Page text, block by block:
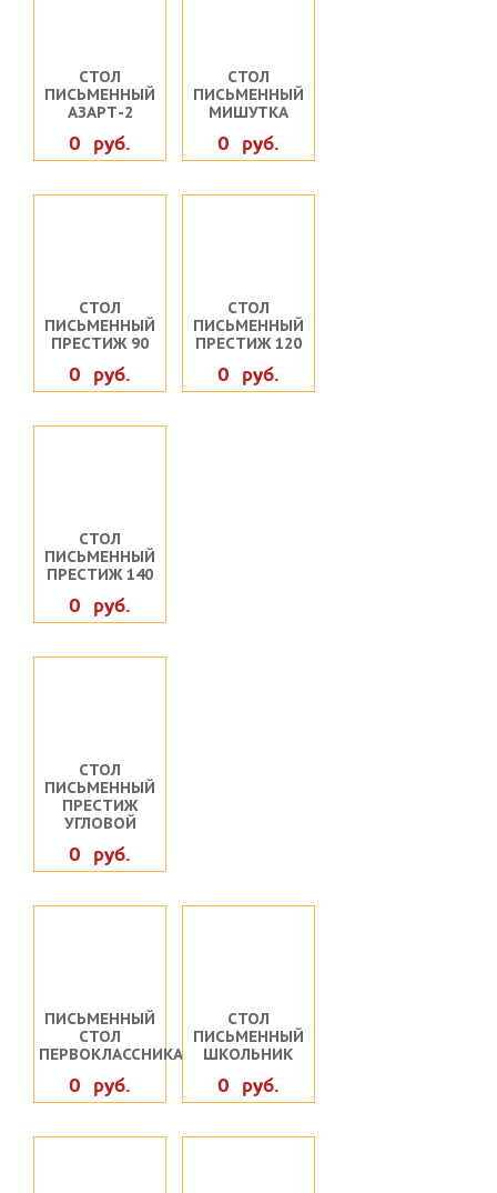
СТОЛ
ПИСЬМЕННЫЙ
АЗАРТ-2
0 руб.
СТОЛ
ПИСЬМЕННЫЙ
МИШУТКА
0 руб.
СТОЛ
ПИСЬМЕННЫЙ
ПРЕСТИЖ 90
0 руб.
СТОЛ
ПИСЬМЕННЫЙ
ПРЕСТИЖ 120
0 руб.
СТОЛ
ПИСЬМЕННЫЙ
ПРЕСТИЖ 140
0 руб.
СТОЛ
ПИСЬМЕННЫЙ
ПРЕСТИЖ
УГЛОВОЙ
0 руб.
ПИСЬМЕННЫЙ
СТОЛ
ПЕРВОКЛАССНИКА
0 руб.
СТОЛ
ПИСЬМЕННЫЙ
ШКОЛЬНИК
0 руб.